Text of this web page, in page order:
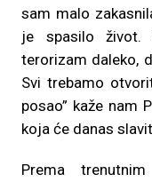
sam malo
je spasilo
terorizam daleko,
Svi trebamo
posao” kaže nam
koja će danas
Prema